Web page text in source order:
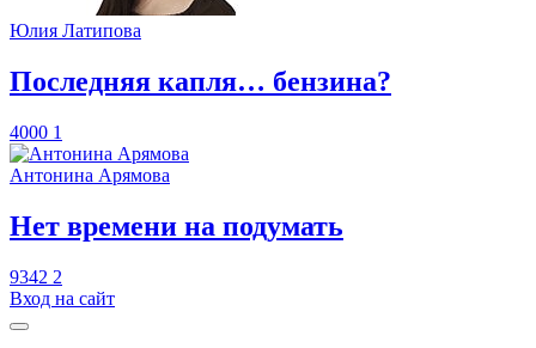
Юлия Латипова
​Последняя капля… бензина?
4000 1
Антонина Арямова
​Нет времени на подумать
9342 2
Вход на сайт